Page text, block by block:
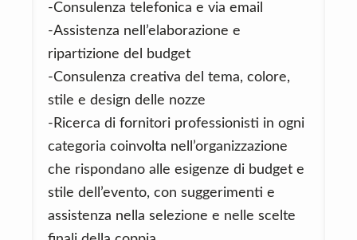
-Consulenza telefonica e via email
-Assistenza nell’elaborazione e
ripartizione del budget
-Consulenza creativa del tema, colore,
stile e design delle nozze
-Ricerca di fornitori professionisti in ogni
categoria coinvolta nell’organizzazione
che rispondano alle esigenze di budget e
stile dell’evento, con suggerimenti e
assistenza nella selezione e nelle scelte